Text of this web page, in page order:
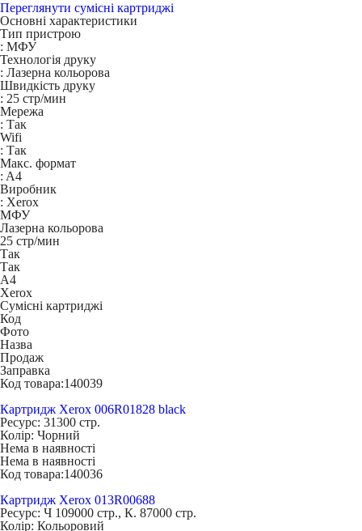
Переглянути сумісні картриджі
Основні характеристики
Тип пристрою
: МФУ
Технологія друку
: Лазерна кольорова
Швидкість друку
: 25 стр/мин
Мережа
: Так
Wifi
: Так
Макс. формат
: A4
Виробник
: Xerox
МФУ
Лазерна кольорова
25 стр/мин
Так
Так
A4
Xerox
Сумісні картриджі
Код
Фото
Назва
Продаж
Заправка
Код товара:140039
Картридж Xerox 006R01828 black
Ресурс: 31300 стр.
Колір: Чорний
Нема в наявності
Нема в наявності
Код товара:140036
Картридж Xerox 013R00688
Ресурс: Ч 109000 стр., К. 87000 стр.
Колір: Кольоровий